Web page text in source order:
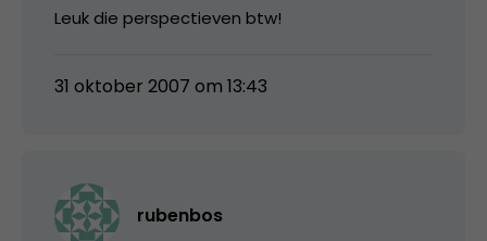
Leuk die perspectieven btw!
31 oktober 2007 om 13:43
rubenbos